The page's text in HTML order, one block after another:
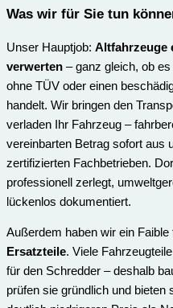
Was wir für Sie tun
Unser Hauptjob: Altfahrzeuge
verwerten – ganz gleich, ob
ohne TÜV oder einen
handelt. Wir bringen den
verladen Ihr Fahrzeug –
vereinbarten Betrag sofort aus
zertifizierten Fachbetrieben.
professionell zerlegt,
lückenlos dokumentiert.
Außerdem haben wir ein Faible
Ersatzteile. Viele
für den Schredder – deshalb
prüfen sie gründlich und bieten